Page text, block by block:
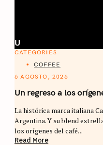
U
CATEGORIES
COFFEE
6 AGOSTO, 2026
Un regreso a los
La histórica marca italiana
Argentina. Y su blend
los orígenes del café. ..
Read More